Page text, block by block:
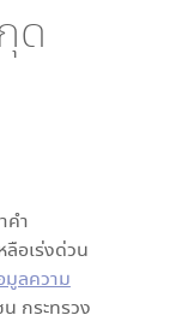
ด
คำ
อเร่งด่วน
มูลความ
กระทรวง